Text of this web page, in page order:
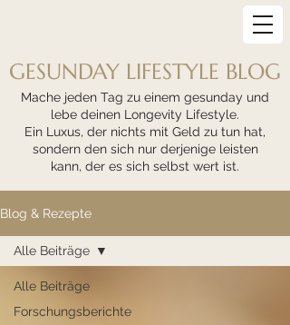
GESUNDAY LIFESTYLE BLOG
Mache jeden Tag zu einem gesunday und
lebe deinen Longevity Lifestyle.
Ein Luxus, der nichts mit Geld zu tun hat,
sondern den sich nur derjenige leisten
kann, der es sich selbst wert ist.
Blog & Rezepte
Alle Beiträge
Forschungsberichte
Alle Beiträge